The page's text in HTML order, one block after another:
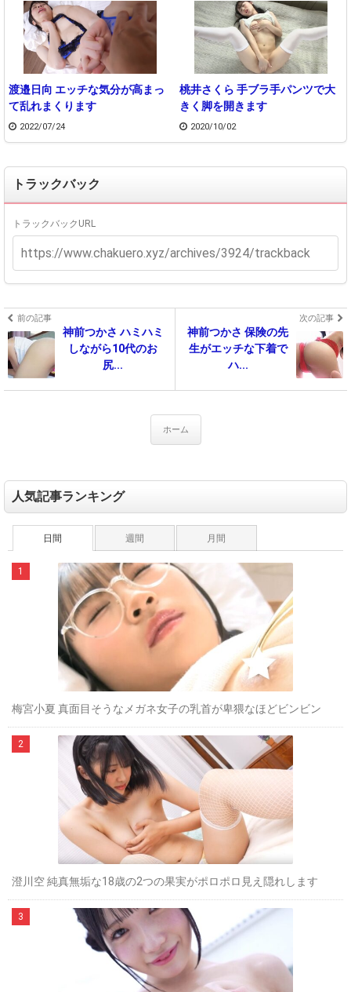
渡邉日向 エッチな気分が高まっ
て乱れまくります
2022/07/24
桃井さくら 手ブラ手パンツで大
きく脚を開きます
2020/10/02
トラックバック
トラックバックURL
前の記事
神前つかさ ハミハミ
しながら10代のお
尻...
次の記事
神前つかさ 保険の先
生がエッチな下着で
ハ...
ホーム
人気記事ランキング
日間 週間 月間
梅宮小夏 真面目そうなメガネ女子の乳首が卑猥なほどビンビン
澄川空 純真無垢な18歳の2つの果実がポロポロ見え隠れします